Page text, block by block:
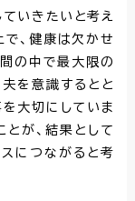
いきたいと考え
で、健康は欠かせ
の中で最大限の
を意識するとと
を大切にしていま
とが、結果として
につながると考